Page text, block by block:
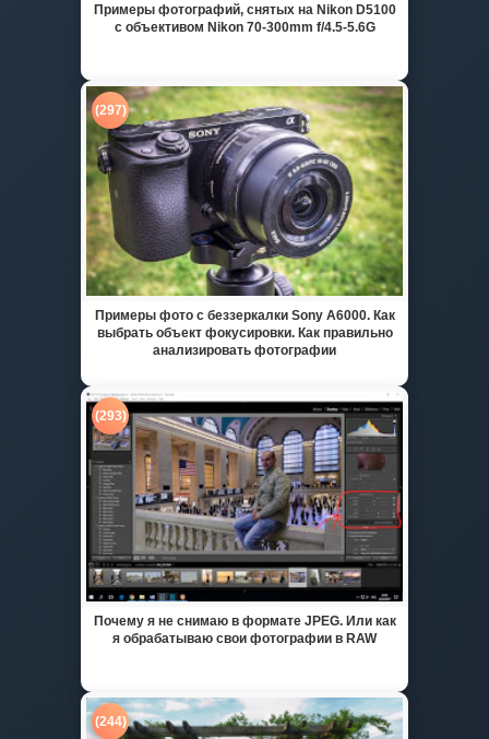
Примеры фотографий, снятых на Nikon D5100
с объективом Nikon 70-300mm f/4.5-5.6G
(297)
Примеры фото с беззеркалки Sony A6000. Как
выбрать объект фокусировки. Как правильно
анализировать фотографии
(293)
Почему я не снимаю в формате JPEG. Или как
я обрабатываю свои фотографии в RAW
(244)